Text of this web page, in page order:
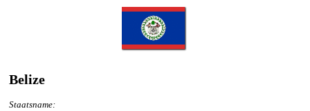
Belize
Staatsname: